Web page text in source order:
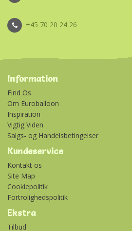
+45 70 20 24 26
Information
Find Os
Om Euroballoon
Inspiration
Vigtig Viden
Salgs- og Handelsbetingelser
Kundeservice
Kontakt os
Site Map
Cookiepolitik
Fortrolighedspolitik
Ekstra
Tilbud